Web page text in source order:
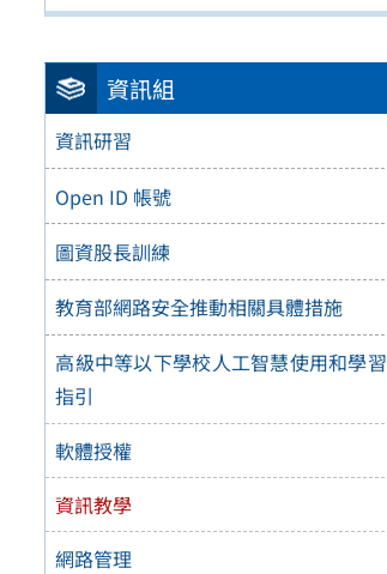
資訊組
資訊研習
Open ID 帳號
圖資股長訓練
教育部網路安全推動相關具體措施
高級中等以下學校人工智慧使用和學習
指引
軟體授權
資訊教學
網路管理